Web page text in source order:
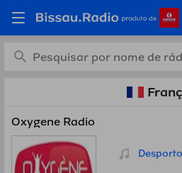
Estações de
grátis de
Bissau.Radio
Oxygene Radio
Desporto